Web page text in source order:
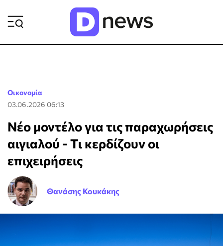
Οικονομία
03.06.2026 06:13
Νέο μοντέλο για τις παραχωρήσεις
αιγιαλού - Τι κερδίζουν οι
επιχειρήσεις
Θανάσης Κουκάκης